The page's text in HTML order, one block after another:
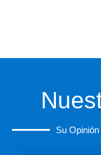
Su